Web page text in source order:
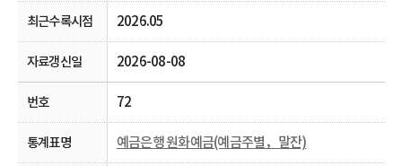
2026.05
2026-08-08
72
예금은행 원화예금(예금주별，말잔)